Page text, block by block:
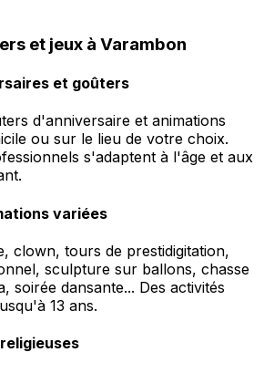
et jeux à Varambon
et goûters
d'anniversaire et animations
ou sur le lieu de votre choix.
s'adaptent à l'âge et aux
variées
clown, tours de prestidigitation,
sculpture sur ballons, chasse
soirée dansante... Des activités
13 ans.